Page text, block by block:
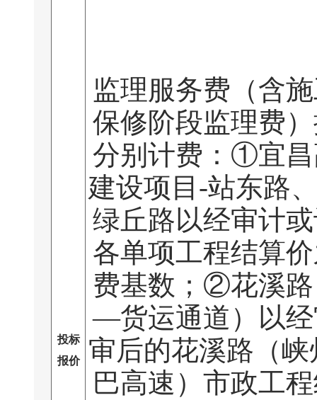
投标
报价
监理服务费（含
保修阶段监理费
分别计费：①宜
建设项目-站东路
绿丘路以经审计
各单项工程结算
费基数；②花溪
—货运通道）以
审后的花溪路（
巴高速）市政工